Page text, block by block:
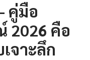
คู่มือ
2026 คือ
จาะลึก